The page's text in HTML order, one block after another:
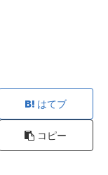
はてブ
コピー